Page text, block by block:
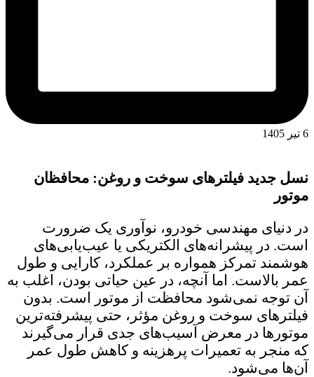
6 تیر 1405
نسل جدید فیلترهای سوخت و روغن: محافظان
موتور
در دنیای مهندسی خودرو، نوآوری یک ضرورت
است. در پیشرانه‌های الکتریکی یا عیب‌یابی‌های
هوشمند تمرکز همواره بر عملکرد، کارایی و طول
عمر بالاست. اما آنچه، در عین حیاتی بودن، اغلب به
آن توجه نمی‌شود محافظت از موتور است. بدون
فیلترهای سوخت و روغن مؤثر، حتی پیشرفته‌ترین
موتورها در معرض آسیب‌های جدی قرار می‌گیرند
که منجر به تعمیرات پرهزینه و کاهش طول عمر
آن‌ها می‌شود.